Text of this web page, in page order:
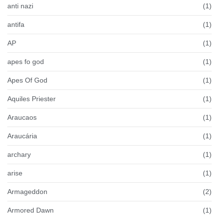
anti nazi (1)
antifa (1)
AP (1)
apes fo god (1)
Apes Of God (1)
Aquiles Priester (1)
Araucaos (1)
Araucária (1)
archary (1)
arise (1)
Armageddon (2)
Armored Dawn (1)